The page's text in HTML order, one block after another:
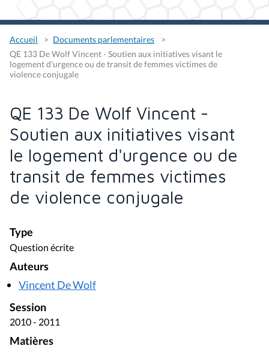
Accueil
Documents parlementaires
QE 133 De Wolf Vincent - Soutien aux initiatives visant le
logement d'urgence ou de transit de femmes victimes de
violence conjugale
QE 133 De Wolf Vincent -
Soutien aux initiatives visant
le logement d'urgence ou de
transit de femmes victimes
de violence conjugale
Type
Question écrite
Auteurs
Vincent De Wolf
Session
2010 - 2011
Matières